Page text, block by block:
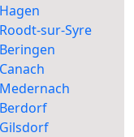
sur-Syre